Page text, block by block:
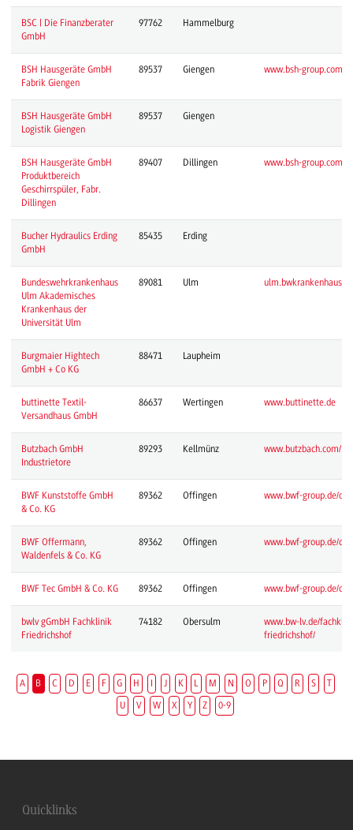
BSC | Die Finanzberater
GmbH
97762 Hammelburg
BSH Hausgeräte GmbH
Fabrik Giengen
89537 Giengen www.bsh-group.com/
BSH Hausgeräte GmbH
Logistik Giengen
89537 Giengen
BSH Hausgeräte GmbH
Produktbereich
Geschirrspüler, Fabr.
Dillingen
89407 Dillingen www.bsh-group.com/
Bucher Hydraulics Erding
GmbH
85435 Erding
Bundeswehrkrankenhaus
Ulm Akademisches
Krankenhaus der
Universität Ulm
89081 Ulm
Burgmaier Hightech
GmbH + Co KG
88471 Laupheim
buttinette Textil-
Versandhaus GmbH
86637 Wertingen www.buttinette.de
Butzbach GmbH
Industrietore
89293 Kellmünz www.butzbach.com/
BWF Kunststoffe GmbH
& Co. KG
89362 Offingen www.bwf-group.de/de
BWF Offermann,
Waldenfels & Co. KG
89362 Offingen www.bwf-group.de/de
BWF Tec GmbH & Co. KG 89362 Offingen www.bwf-group.de/de
bwlv gGmbH Fachklinik
Friedrichshof
74182 Obersulm
www.bw-lv.de/
friedrichshof/
A B C D E F G H I J K L M N O P Q R S
T
U
V W X Y Z 0-9
Quicklinks